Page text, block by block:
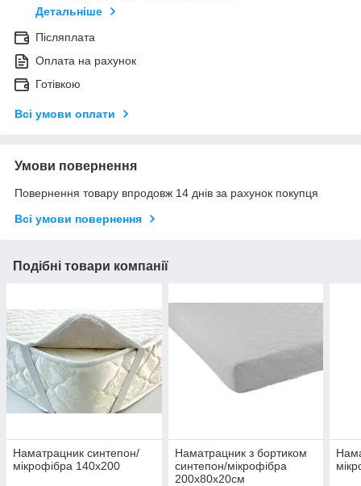
Детальніше
Післяплата
Оплата на рахунок
Готівкою
Всі умови оплати
Умови повернення
Повернення товару впродовж 14 днів за рахунок покупця
Всі умови повернення
Подібні товари компанії
Наматрацник синтепон/
мікрофібра 140х200
Наматрацник з бортиком
синтепон/мікрофібра
200х80х20см